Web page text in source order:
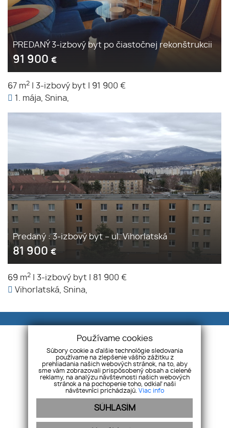
PREDANÝ 3-izbový byt po čiastočnej rekonštrukcii
91 900 €
67 m2 3-izbový byt
91 900 €
1. mája, Snina,
Predaný : 3-izbový byt – ul. Vihorlatská
81 900 €
69 m2 3-izbový byt
81 900 €
Vihorlatská, Snina,
Modrá realitka
Námestie slobody 9, 06601
Humenné
+421 915 961 074
+421 905 351 943
info@modrarealitka.sk
Používame cookies
Súbory cookie a ďalšie technológie sledovania
používame na zlepšenie vášho zážitku z
prehliadania našich webových stránok, na to, aby
sme vám zobrazovali prispôsobený obsah a cielené
reklamy, na analýzu návštevnosti našich webových
stránok a na pochopenie toho, odkiaľ naši
návštevníci prichádzajú. Viac info
SÚHLASÍM